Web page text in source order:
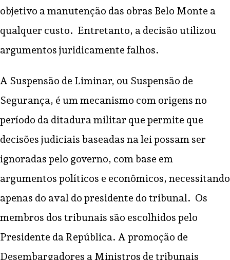
objetivo a manutenção das obras Belo Monte a
qualquer custo. Entretanto, a decisão utilizou
argumentos juridicamente falhos.
A Suspensão de Liminar, ou Suspensão de
Segurança, é um mecanismo com origens no
período da ditadura militar que permite que
decisões judiciais baseadas na lei possam ser
ignoradas pelo governo, com base em
argumentos políticos e econômicos, necessitando
apenas do aval do presidente do tribunal. Os
membros dos tribunais são escolhidos pelo
Presidente da República. A promoção de
Desembargadores a Ministros de tribunais